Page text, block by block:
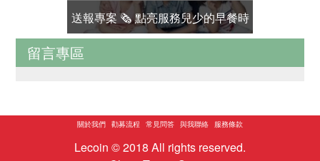
送報專案 🗞️ 點亮服務兒少的早餐時
留言專區
關於我們 勸募流程 常見問答 與我聯絡 服務條款
Lecoin © 2018 All rights reserved.